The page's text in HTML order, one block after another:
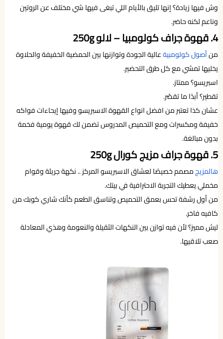
وش فيها زيادة؟ إنها تليق بالأيام اللي تبغى فيها شي مختلف عن الروتين
وناعم لكنه حاضر.
4. قهوة جراف كولومبيا – لالو 250g
منأصول كولومبيةعالية الجودة وتوازنها بين الحمضية الخفيفة والحلاوة
يخليها تمشي مع كل طرق التحضير.
اسبريسو؟ ممتاز.
تقطير؟ أبدًا ما تقصّر.
عشان كذا تعتبر من افضل انواع القهوة الاسبريسو وفيها إيحاءات فواكه
خفيفة ومكسرات ومع التحميص المدروس تضمن لك قهوة يومية فخمة
بدون مبالغة.
5. قهوة جراف مزيج كورال 250g
هالمزيجمصمم خصيصًا لعشاق الاسبريسو المركز .. نكهة جريئة وقوام
مخملي يعطيك التجربة الاحترافية في بيتك.
من أول رشفة تحس بعمق التحميص وتناسق الطعم كأنك شاري كوبك من
كافيه فاخر.
ليش مميز؟ لأن فيه توازن بين النكهات الثقيلة والنعومة وهذي المعادلة
صعب تلاقيها.